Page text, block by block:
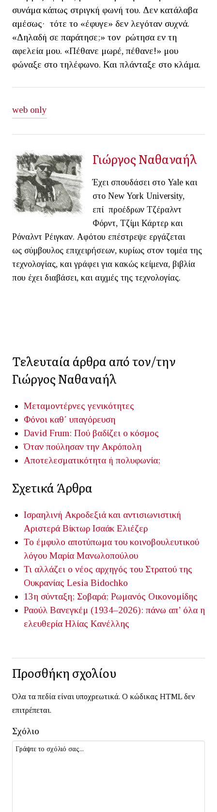
συνάμα κάπως στριγκή φωνή του. Δεν κατάλαβα
αμέσως· τότε το «έφυγε» δεν λεγόταν συχνά.
«Δηλαδή σε παράτησε;» τον ρώτησα εν τη
αφελεία μου. «Πέθανε μωρέ, πέθανε!» μου
φώναξε στο τηλέφωνο. Και πλάνταξε στο κλάμα.
web only
Γιώργος Ναθαναήλ
Έχει σπουδάσει στο Yale και
στο New York University,
επί προέδρων Τζέραλντ
Φόρντ, Τζίμι Κάρτερ και
Ρόναλντ Ρέιγκαν. Αφότου επέστρεψε εργάζεται
ως σύμβουλος επιχειρήσεων, κυρίως στον τομέα της
τεχνολογίας, και γράφει για κακώς κείμενα, βιβλία
που έχει διαβάσει, και αιχμές της τεχνολογίας.
Τελευταία άρθρα από τον/την
Γιώργος Ναθαναήλ
Μεταμοντέρνες γενικότητες
Φόνοι καθ΄ υπαγόρευση
David Frum: Πού βαδίζει ο κόσμος
Όταν πούλησαν την Ακρόπολη
Αποτελεσματικότητα ή πολυφωνία;
Σχετικά Άρθρα
Ισραηλινή Ακροδεξιά και αντισιωνιστική
Αριστερά Βίκτωρ Ισαάκ Ελιέζερ
Το έμφυλο αποτύπωμα του κοινοβουλευτικού
λόγου Μαρία Μανωλοπούλου
Τι αλλάζει ο νέος αρχηγός του Στρατού της
Ουκρανίας Lesia Bidochko
13η σύνταξη; Σοβαρά; Ρωμανός Οικονομίδης
Ραούλ Βανεγκέμ (1934–2026): πάνω απ’ όλα η
ελευθερία Ηλίας Κανέλλης
Προσθήκη σχολίου
Όλα τα πεδία είναι υποχρεωτικά. Ο κώδικας HTML δεν
επιτρέπεται.
Σχόλιο